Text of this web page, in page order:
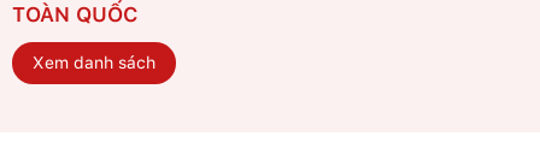
TOÀN QUỐC
Xem danh sách